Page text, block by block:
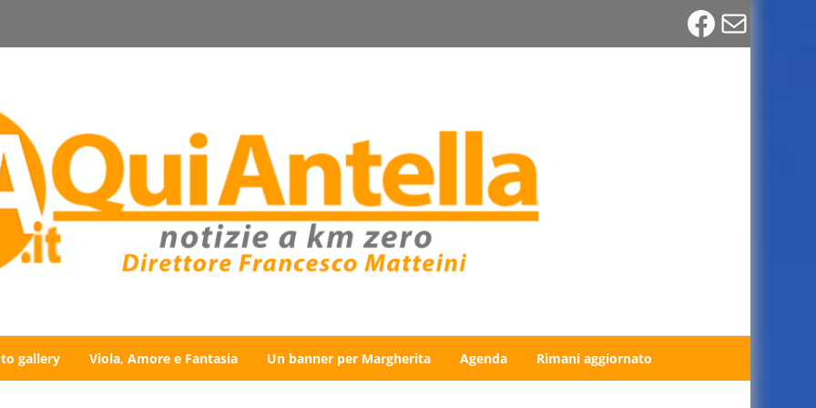
Email
gallery Viola, Amore e Fantasia Un banner per Margherita Agenda Rimani aggiornato